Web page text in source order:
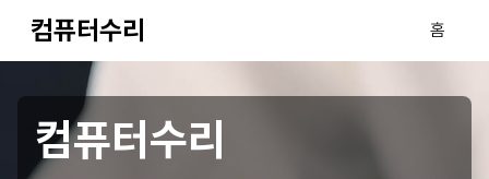
컴퓨터수리 홈
컴퓨터수리